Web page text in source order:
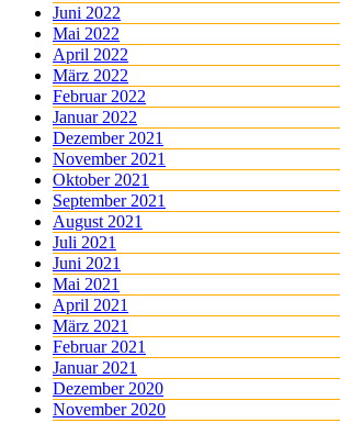
Juni 2022
Mai 2022
April 2022
März 2022
Februar 2022
Januar 2022
Dezember 2021
November 2021
Oktober 2021
September 2021
August 2021
Juli 2021
Juni 2021
Mai 2021
April 2021
März 2021
Februar 2021
Januar 2021
Dezember 2020
November 2020